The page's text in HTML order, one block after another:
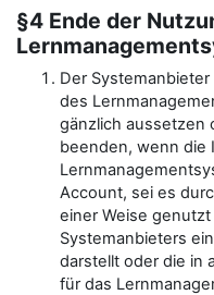
§4 Ende der
Der
des
gänzlich aussetzen
beenden, wenn die
Account, sei es
einer Weise
Systemanbieters
darstellt oder die in
für das